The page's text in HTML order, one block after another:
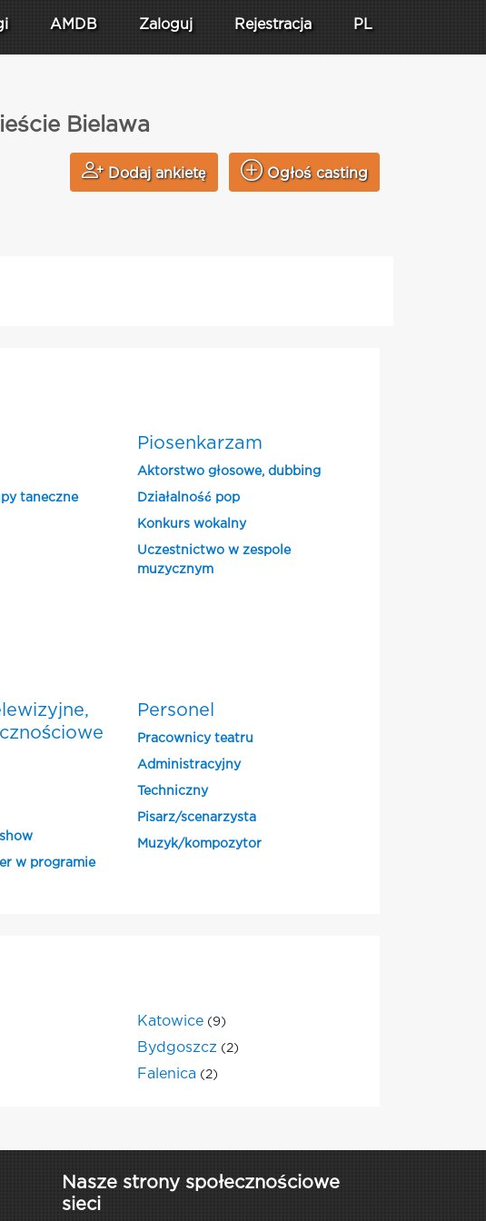
AMDB Zaloguj Rejestracja PL
Bielawa
Dodaj ankietę Ogłoś casting
taneczne
Piosenkarzam
Aktorstwo głosowe, dubbing
Działalność pop
Konkurs wokalny
Uczestnictwo w zespole
muzycznym
w programie
Personel
Pracownicy teatru
Administracyjny
Techniczny
Pisarz/scenarzysta
Muzyk/kompozytor
Katowice (9)
Bydgoszcz (2)
Falenica (2)
Nasze strony społecznościowe
sieci